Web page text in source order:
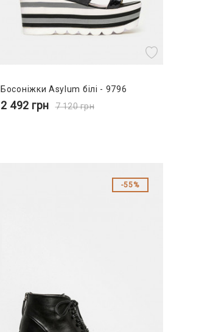
Босоніжки Asylum білі - 9796
2 492 грн 7 120грн
55%